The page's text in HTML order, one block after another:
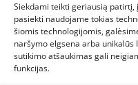
Siekdami teikti geriausią
pasiekti naudojame tokias
šiomis technologijomis,
naršymo elgsena arba
sutikimo atšaukimas gali
funkcijas.
Valstybinė
Siesikų g.
8 800 40
www.vmvt.lt